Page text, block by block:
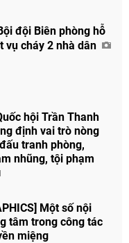
đội Biên phòng hỗ
vụ cháy 2 nhà dân
hội Trần Thanh
định vai trò nòng
tranh phòng,
nhũng, tội phạm
Một số nội
tâm trong công tác
miệng